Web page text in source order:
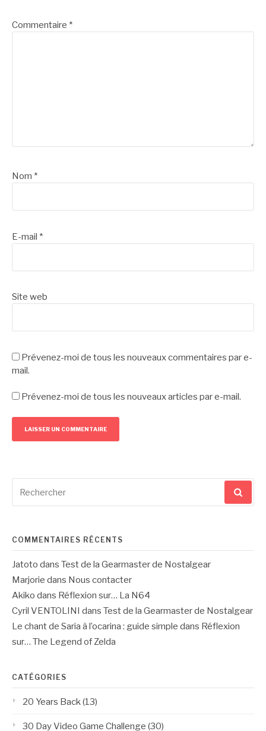
Commentaire *
Nom *
E-mail *
Site web
Prévenez-moi de tous les nouveaux commentaires par e-
mail.
Prévenez-moi de tous les nouveaux articles par e-mail.
pour
COMMENTAIRES RÉCENTS
Jatoto dans Test de la Gearmaster de Nostalgear
Marjorie dans Nous contacter
Akiko dans Réflexion sur… La N64
Cyril VENTOLINI dans Test de la Gearmaster de Nostalgear
Le chant de Saria à l’ocarina : guide simple dans Réflexion
sur… The Legend of Zelda
CATÉGORIES
20 Years Back(13)
30 Day Video Game Challenge (30)